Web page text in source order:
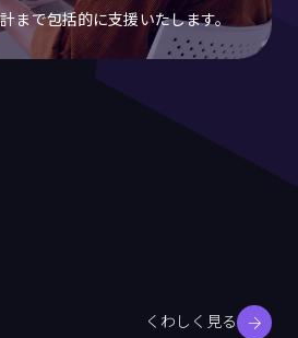
まで包括的に支援いたします。
くわしく見る